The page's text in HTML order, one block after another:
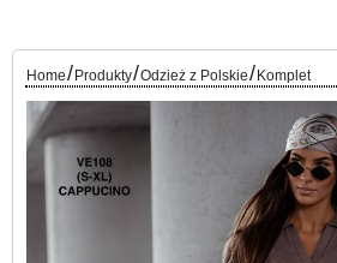
Home/ Produkty/Odzież z Polskie/ Komplet